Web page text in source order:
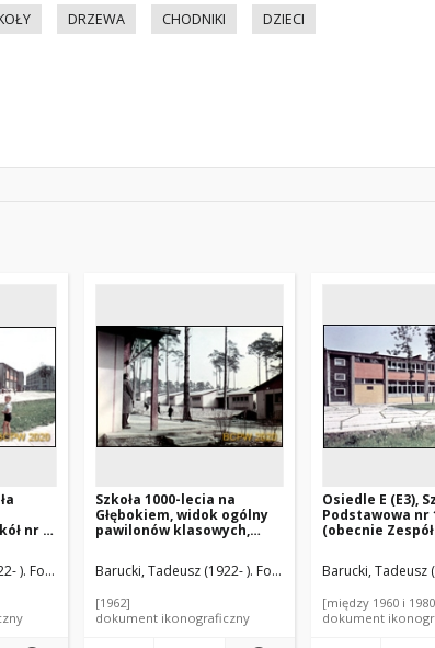
DRZEWA CHODNIKI DZIECI
nr 2)
). Fotograf
Szkoła 1000-lecia na
Głębokiem, widok ogólny
pawilonów klasowych,
Barucki, Tadeusz (1922- ). Fotograf
[1962]
dokument ikonograficzny
Osiedle E (E3),
Podstawowa nr
(obecnie Zespół
frontu, Tychy-
Barucki, Tadeusz
[między 1960 i
dokument